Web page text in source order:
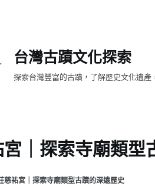
台灣古蹟文化探索
探索台灣豐富的古蹟，了解歷史文化遺產
｜探索寺廟類型
慈祐宮｜探索寺廟類型古蹟的深遠歷史